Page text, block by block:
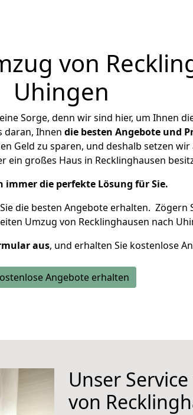
von
Uhingen
Sorge, denn wir sind hier, um Ihnen
daran, Ihnen die besten Angebote und
Geld zu sparen, und deshalb setzen
ein großes Haus in Recklinghausen
immer die perfekte Lösung für Sie.
die besten Angebote erhalten. Zögern
Umzug von Recklinghausen nach
aus, und erhalten Sie kostenlose
Angebote erhalten
Unser
von